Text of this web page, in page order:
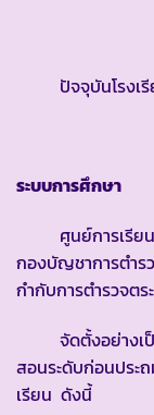
ปัจจุบันโรงเรีย
ระบบการศึกษา
ศูนย์การเรียนต
กองบัญชาการตำร
กำกับการตำรวจ
จัดตั้งอย่างเป็น
สอนระดับก่อนประ
เรียน ดังนี้